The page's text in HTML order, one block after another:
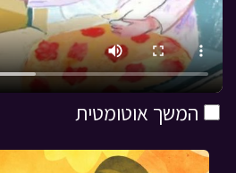
המשך אוטומטית